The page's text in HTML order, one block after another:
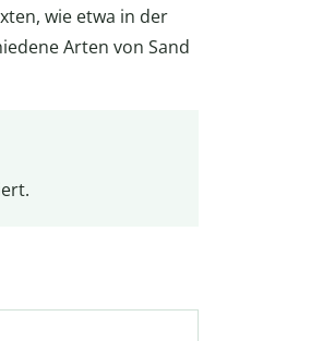
wie etwa in der
Arten von Sand